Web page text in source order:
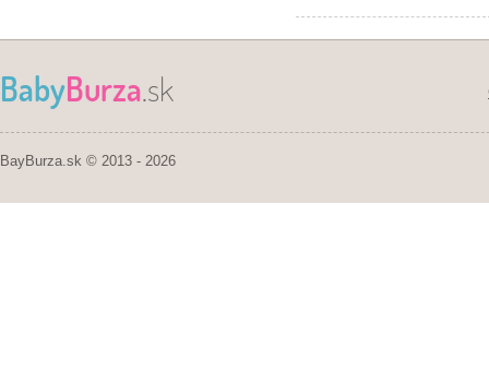
BabyBurza.sk
BayBurza.sk © 2013 - 2026